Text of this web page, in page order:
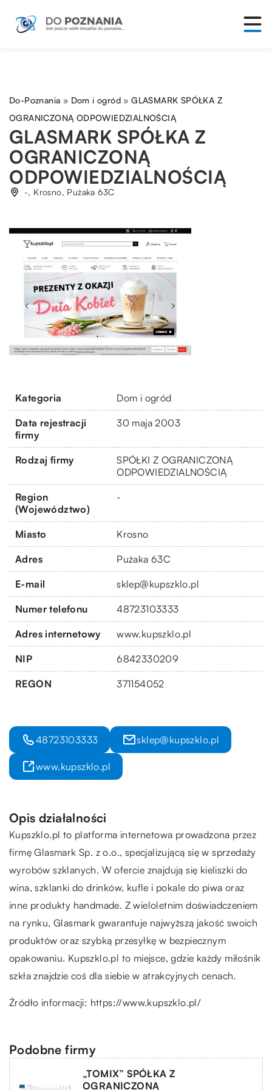
Do-Poznania » Dom i ogród »GLASMARK SPÓŁKA Z
OGRANICZONĄ ODPOWIEDZIALNOŚCIĄ
GLASMARK SPÓŁKA Z
OGRANICZONĄ
ODPOWIEDZIALNOŚCIĄ
-, Krosno, Pużaka 63C
Kategoria Dom i ogród
Data rejestracji
firmy
30 maja 2003
Rodzaj firmy
SPÓŁKI Z OGRANICZONĄ
ODPOWIEDZIALNOŚCIĄ
Region
(Województwo)
-
Miasto Krosno
Adres Pużaka 63C
E-mail sklep@kupszklo.pl
Numer telefonu 48723103333
Adres internetowy www.kupszklo.pl
NIP 6842330209
REGON 371154052
48723103333 sklep@kupszklo.pl
www.kupszklo.pl
Opis działalności
Kupszklo.pl to platforma internetowa prowadzona przez
firmę Glasmark Sp. z o.o., specjalizującą się w sprzedaży
wyrobów szklanych. W ofercie znajdują się kieliszki do
wina, szklanki do drinków, kufle i pokale do piwa oraz
inne produkty handmade. Z wieloletnim doświadczeniem
na rynku, Glasmark gwarantuje najwyższą jakość swoich
produktów oraz szybką przesyłkę w bezpiecznym
opakowaniu. Kupszklo.pl to miejsce, gdzie każdy miłośnik
szkła znajdzie coś dla siebie w atrakcyjnych cenach.
Źródło informacji: https://www.kupszklo.pl/
Podobne firmy
„TOMIX” SPÓŁKA Z
OGRANICZONĄ